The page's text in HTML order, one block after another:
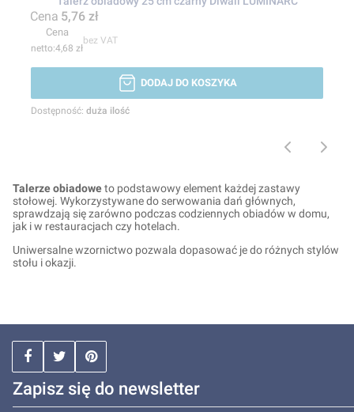
Cena 5,76 zł
Cena
4,68 zł
bez VAT
DODAJ DO KOSZYKA
Dostępność: duża ilość
Talerze obiadoweto podstawowy element każdej zastawy
stołowej. Wykorzystywane do serwowania dań głównych,
sprawdzają się zarówno podczas codziennych obiadów w domu,
jak i w restauracjach czy hotelach.
Uniwersalne wzornictwo pozwala dopasować je do różnych stylów
stołu i okazji.
Zapisz się do newsletter